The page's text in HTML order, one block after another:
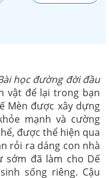
học đường đời đầu
vật để lại trong bạn
Mèn được xây dựng
mạnh và cường
được thể hiện qua
rỏi ra dáng con nhà
sớm đã làm cho Dế
sống riêng. Cậu